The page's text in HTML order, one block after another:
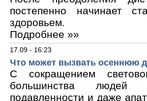
постепенно начинает
здоровьем.
Подробнее »»
17.09 - 16:23
Что может вызвать осеннюю
С сокращением
большинства людей
подавленности и даже